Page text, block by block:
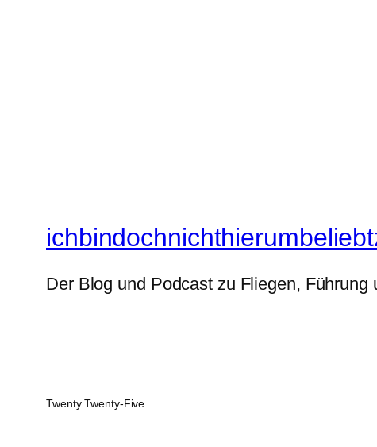
Der Blog und Podcast zu Fliegen,
Twenty Twenty-Five